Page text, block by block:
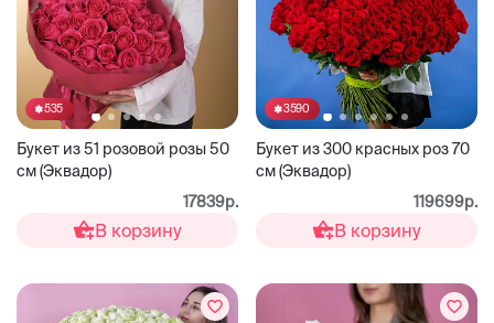
535
Букет из 51 розовой розы 50
см (Эквадор)
17839р.
В корзину
3590
Букет из 300 красных роз 70
см (Эквадор)
119699р.
В корзину